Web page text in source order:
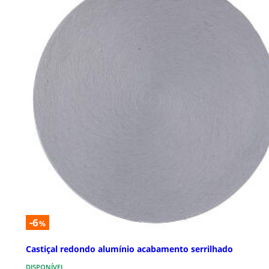
-6%
Castiçal redondo alumínio acabamento serrilhado
DISPONÍVEL